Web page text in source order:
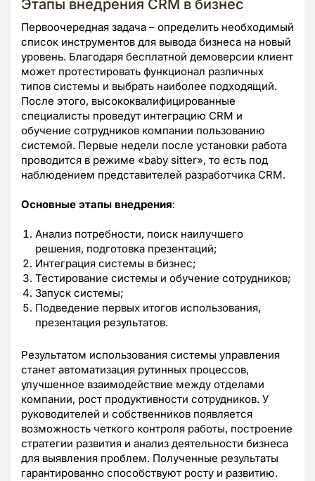
Этапы внедрения CRM в бизнес
Первоочередная задача – определить необходимый
список инструментов для вывода бизнеса на новый
уровень. Благодаря бесплатной демоверсии клиент
может протестировать функционал различных
типов системы и выбрать наиболее подходящий.
После этого, высококвалифицированные
специалисты проведут интеграцию CRM и
обучение сотрудников компании пользованию
системой. Первые недели после установки работа
проводится в режиме «baby sitter», то есть под
наблюдением представителей разработчика CRM.
Основные этапы внедрения:
Анализ потребности, поиск наилучшего
решения, подготовка презентаций;
Интеграция системы в бизнес;
Тестирование системы и обучение сотрудников;
Запуск системы;
Подведение первых итогов использования,
презентация результатов.
Результатом использования системы управления
станет автоматизация рутинных процессов,
улучшенное взаимодействие между отделами
компании, рост продуктивности сотрудников. У
руководителей и собственников появляется
возможность четкого контроля работы, построение
стратегии развития и анализ деятельности бизнеса
для выявления проблем. Полученные результаты
гарантированно способствуют росту и развитию.